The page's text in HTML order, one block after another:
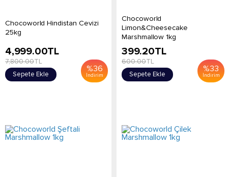
Chocoworld Hindistan Cevizi
25kg
%36
İndirim
4,999.00TL
7,800.00TL
Sepete Ekle
Chocoworld
Limon&Cheesecake
Marshmallow 1kg
%33
İndirim
399.20TL
600.00TL
Sepete Ekle